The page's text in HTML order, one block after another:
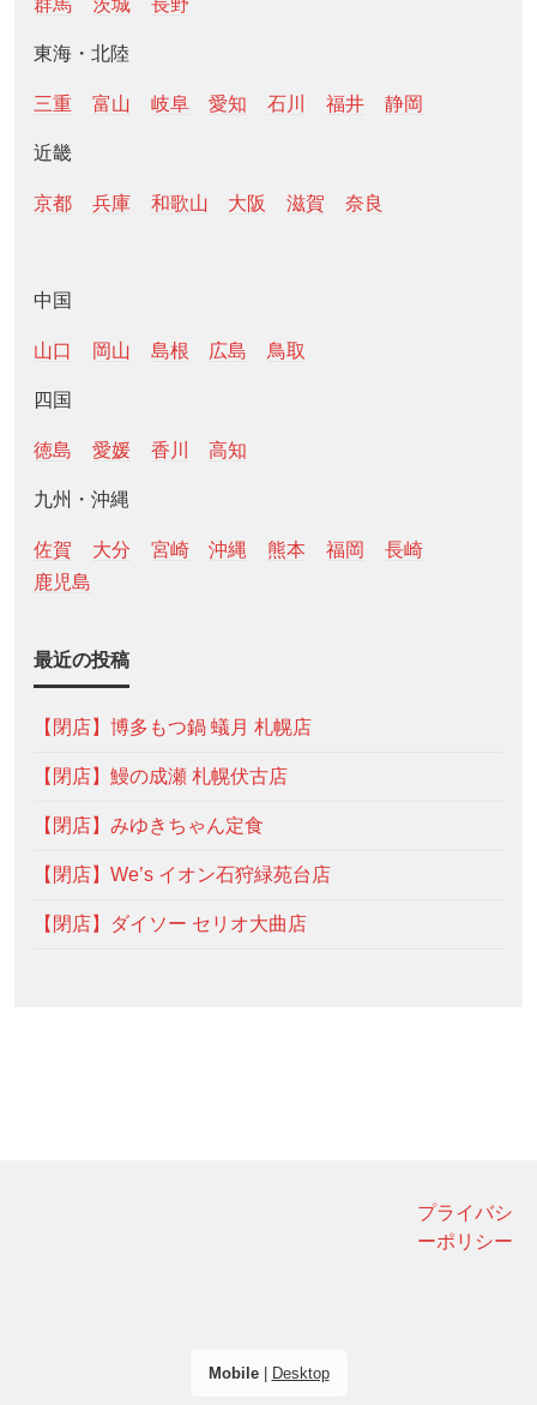
東海・北陸
三重 富山 岐阜 愛知 石川 福井 静岡
近畿
京都 兵庫 和歌山 大阪 滋賀 奈良
中国
山口 岡山 島根 広島 鳥取
四国
徳島 愛媛 香川 高知
九州・沖縄
佐賀 大分 宮崎 沖縄 熊本 福岡
長崎
鹿児島
最近の投稿
【閉店】博多もつ鍋 蟻月 札幌店
【閉店】鰻の成瀬 札幌伏古店
【閉店】みゆきちゃん定食
【閉店】We’s イオン石狩緑苑台店
【閉店】ダイソー セリオ大曲店
プライバシ
ーポリシー
Mobile| Desktop